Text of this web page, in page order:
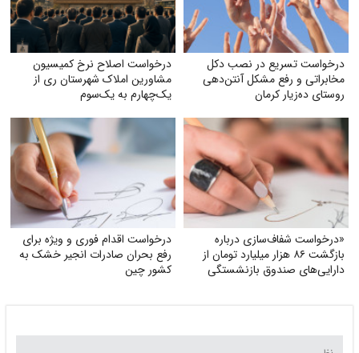
درخواست تسریع در نصب دکل
مخابراتی و رفع مشکل آنتن‌دهی
روستای ده‌زیار کرمان
درخواست اصلاح نرخ کمیسیون
مشاورین املاک شهرستان ری از
یک‌چهارم به یک‌سوم
«درخواست شفاف‌سازی درباره
بازگشت ۸۶ هزار میلیارد تومان از
دارایی‌های صندوق بازنشستگی
درخواست اقدام فوری و ویژه برای
رفع بحران صادرات انجیر خشک به
کشور چین